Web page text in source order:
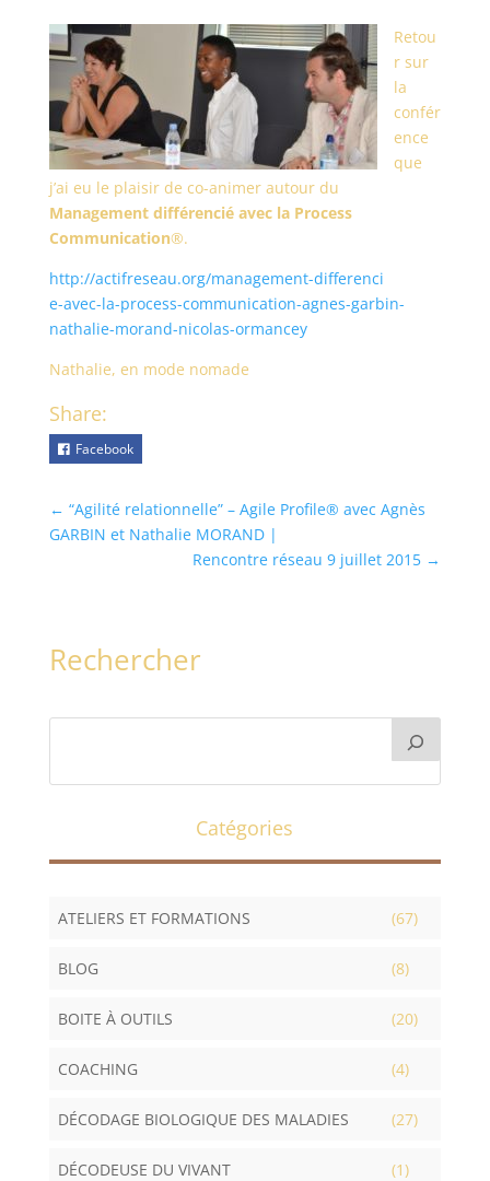
Retou
r sur
la
confér
ence
que
j’ai eu le plaisir de co-animer autour du
Management différencié avec la Process
Communication®.
http://actifreseau.org/management-differenci
e-avec-la-process-communication-agnes-garbin-
nathalie-morand-nicolas-ormancey
Nathalie, en mode nomade
Share:
Facebook
← “Agilité relationnelle” – Agile Profile® avec Agnès
GARBIN et Nathalie MORAND |
Rencontre réseau 9 juillet 2015 →
Rechercher
Catégories
ATELIERS ET FORMATIONS (67)
BLOG (8)
BOITE À OUTILS (20)
COACHING (4)
DÉCODAGE BIOLOGIQUE DES MALADIES (27)
DÉCODEUSE DU VIVANT (1)